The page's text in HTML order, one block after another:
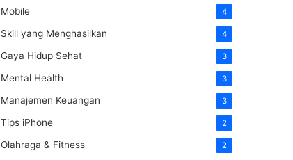
Mobile 4
Skill yang Menghasilkan 4
Gaya Hidup Sehat 3
Mental Health 3
Manajemen Keuangan 3
Tips iPhone 2
Olahraga & Fitness 2